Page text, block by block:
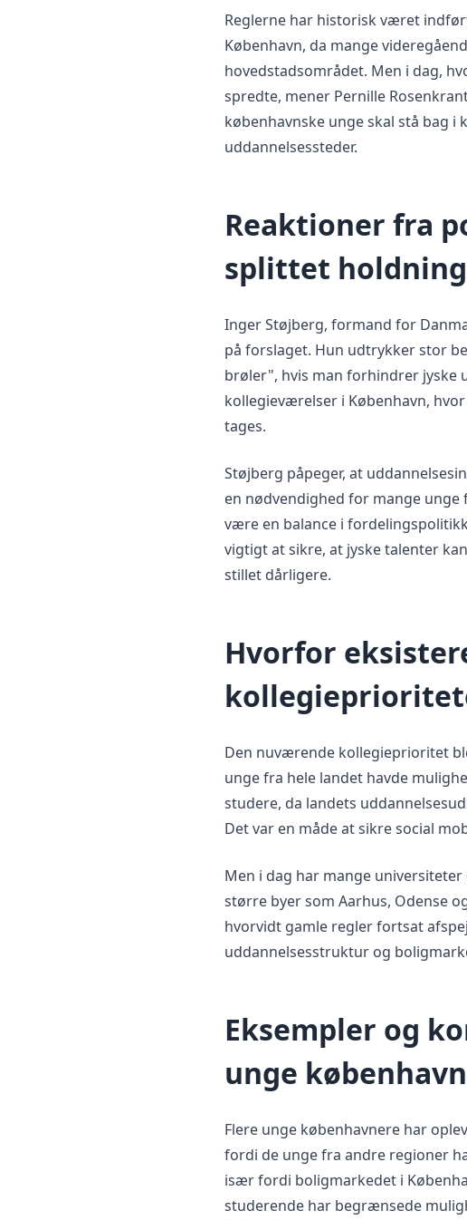
Reglerne har historisk været
København, da mange
hovedstadsområdet. Men i dag,
spredte, mener Pernille
københavnske unge skal stå bag
uddannelsessteder.
Reaktioner fra
splittet holdning
Inger Støjberg, formand for
på forslaget. Hun udtrykker stor
brøler", hvis man forhindrer jyske
kollegieværelser i København,
tages.
Støjberg påpeger, at
en nødvendighed for mange
være en balance i
vigtigt at sikre, at jyske talenter
stillet dårligere.
Hvorfor
Den nuværende kollegieprioritet
unge fra hele landet havde
studere, da landets
Det var en måde at sikre social
Men i dag har mange
større byer som Aarhus, Odense
hvorvidt gamle regler fortsat
uddannelsesstruktur og
Eksempler og
unge
Flere unge københavnere har
fordi de unge fra andre regioner
især fordi boligmarkedet i
studerende har begrænsede